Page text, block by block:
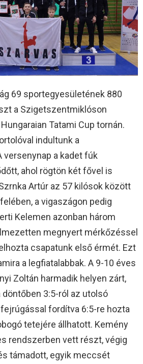
69 sportegyesületének 880
a Szigetszentmiklóson
Tatami Cup tornán.
indultunk a
a kadet fúk
ahol rögtön két fővel is
Artúr az 57 kilósok között
a vigaszágon pedig
Kelemen azonban három
megnyert mérkőzéssel
csapatunk első érmét. Ezt
a legfiatalabbak. A 9-10 éves
Zoltán harmadik helyen zárt,
3:5-ról az utolsó
fordítva 6:5-re hozta
tetejére állhatott. Kemény
rendszerben vett részt, végig
támadott, egyik meccsét